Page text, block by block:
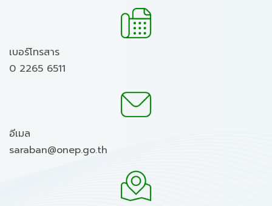
เบอร์โทรสาร
0 2265 6511
อีเมล
saraban@onep.go.th